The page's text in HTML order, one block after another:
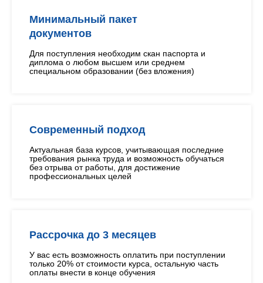
Минимальный пакет
документов
Для поступления необходим скан паспорта и
диплома о любом высшем или среднем
специальном образовании (без вложения)
Современный подход
Актуальная база курсов, учитывающая последние
требования рынка труда и возможность обучаться
без отрыва от работы, для достижение
профессиональных целей
Рассрочка до 3 месяцев
У вас есть возможность оплатить при поступлении
только 20% от стоимости курса, остальную часть
оплаты внести в конце обучения